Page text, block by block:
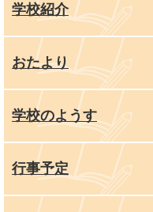
学校紹介
おたより
学校のようす
行事予定